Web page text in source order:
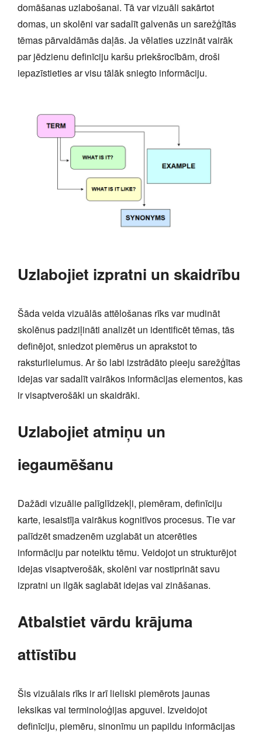
domāšanas uzlabošanai. Tā var vizuāli sakārtot
domas, un skolēni var sadalīt galvenās un sarežģītās
tēmas pārvaldāmās daļās. Ja vēlaties uzzināt vairāk
par jēdzienu definīciju karšu priekšrocībām, droši
iepazīstieties ar visu tālāk sniegto informāciju.
Uzlabojiet izpratni un skaidrību
Šāda veida vizuālās attēlošanas rīks var mudināt
skolēnus padziļināti analizēt un identificēt tēmas, tās
definējot, sniedzot piemērus un aprakstot to
raksturlielumus. Ar šo labi izstrādāto pieeju sarežģītas
idejas var sadalīt vairākos informācijas elementos, kas
ir visaptverošāki un skaidrāki.
Uzlabojiet atmiņu un
iegaumēšanu
Dažādi vizuālie palīglīdzekļi, piemēram, definīciju
karte, iesaistīja vairākus kognitīvos procesus. Tie var
palīdzēt smadzenēm uzglabāt un atcerēties
informāciju par noteiktu tēmu. Veidojot un strukturējot
idejas visaptverošāk, skolēni var nostiprināt savu
izpratni un ilgāk saglabāt idejas vai zināšanas.
Atbalstiet vārdu krājuma
attīstību
Šis vizuālais rīks ir arī lieliski piemērots jaunas
leksikas vai terminoloģijas apguvei. Izveidojot
definīciju, piemēru, sinonīmu un papildu informācijas